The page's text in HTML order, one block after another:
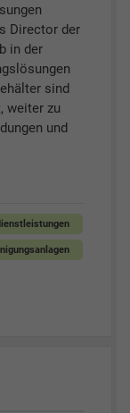
Director der
in der
sind
weiter zu
und